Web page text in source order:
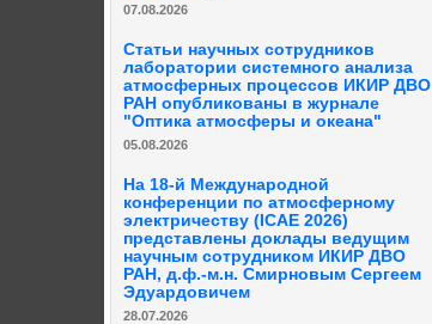
07.08.2026
Статьи научных сотрудников
лаборатории системного анализа
атмосферных процессов ИКИР ДВО
РАН опубликованы в журнале
"Оптика атмосферы и океана"
05.08.2026
На 18-й Международной
конференции по атмосферному
электричеству (ICAE 2026)
представлены доклады ведущим
научным сотрудником ИКИР ДВО
РАН, д.ф.-м.н. Смирновым Сергеем
Эдуардовичем
28.07.2026